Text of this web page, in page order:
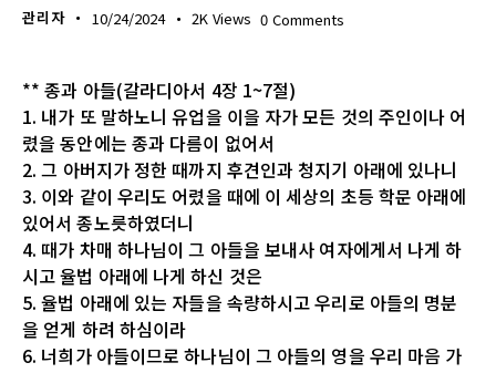
관리자 10/24/2024 2K Views 0 Comments
** 종과 아들(갈라디아서 4장 1~7절)
1. 내가 또 말하노니 유업을 이을 자가 모든 것의 주인이나 어
렸을 동안에는 종과 다름이 없어서
2. 그 아버지가 정한 때까지 후견인과 청지기 아래에 있나니
3. 이와 같이 우리도 어렸을 때에 이 세상의 초등 학문 아래에
있어서 종노릇하였더니
4. 때가 차매 하나님이 그 아들을 보내사 여자에게서 나게 하
시고 율법 아래에 나게 하신 것은
5. 율법 아래에 있는 자들을 속량하시고 우리로 아들의 명분
을 얻게 하려 하심이라
6. 너희가 아들이므로 하나님이 그 아들의 영을 우리 마음 가